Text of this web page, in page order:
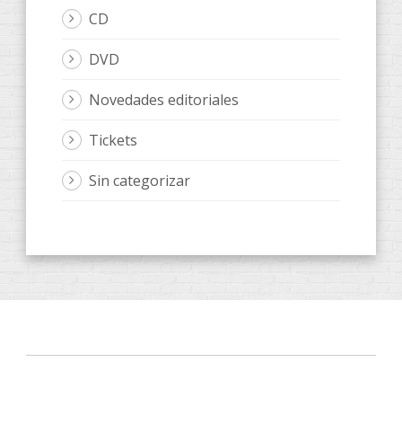
CD
DVD
Novedades editoriales
Tickets
Sin categorizar